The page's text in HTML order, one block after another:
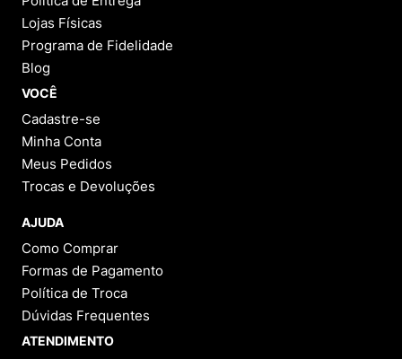
Lojas Físicas
Programa de Fidelidade
Blog
VOCÊ
Cadastre-se
Minha Conta
Meus Pedidos
Trocas e Devoluções
AJUDA
Como Comprar
Formas de Pagamento
Política de Troca
Dúvidas Frequentes
ATENDIMENTO